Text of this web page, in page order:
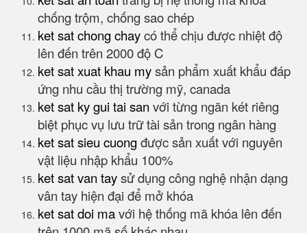
chống trộm, chống sao chép
ket sat chong chaycó thể chịu được nhiệt độ
lên đến trên 2000 độ C
ket sat xuat khau mysản phẩm xuất khẩu đáp
ứng nhu cầu thị trường mỹ, canada
ket sat ky gui tai san với từng ngăn két riêng
biệt phục vụ lưu trữ tài sản trong ngân hàng
ket sat sieu cuongđược sản xuất với nguyên
vật liệu nhập khẩu 100%
ket sat van taysử dụng công nghệ nhận dạng
vân tay hiện đại để mở khóa
ket sat doi mavới hệ thống mã khóa lên đến